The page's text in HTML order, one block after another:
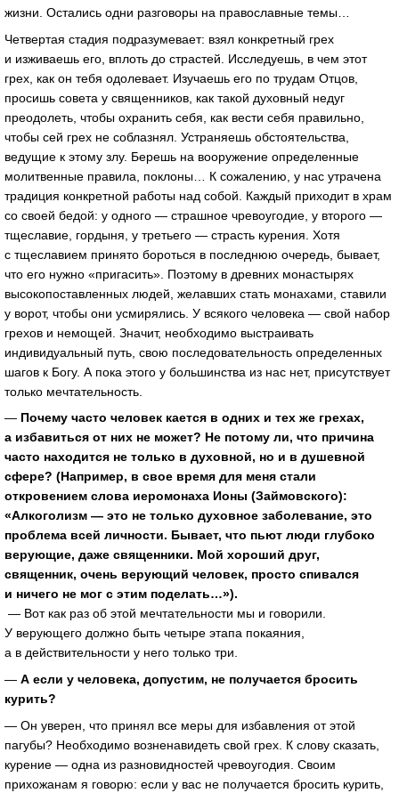
жизни. Остались одни разговоры на православные темы…
Четвертая стадия подразумевает: взял конкретный грех
и изживаешь его, вплоть до страстей. Исследуешь, в чем этот
грех, как он тебя одолевает. Изучаешь его по трудам Отцов,
просишь совета у священников, как такой духовный недуг
преодолеть, чтобы охранить себя, как вести себя правильно,
чтобы сей грех не соблазнял. Устраняешь обстоятельства,
ведущие к этому злу. Берешь на вооружение определенные
молитвенные правила, поклоны… К сожалению, у нас утрачена
традиция конкретной работы над собой. Каждый приходит в храм
со своей бедой: у одного — страшное чревоугодие, у второго —
тщеславие, гордыня, у третьего — страсть курения. Хотя
с тщеславием принято бороться в последнюю очередь, бывает,
что его нужно «пригасить». Поэтому в древних монастырях
высокопоставленных людей, желавших стать монахами, ставили
у ворот, чтобы они усмирялись. У всякого человека — свой набор
грехов и немощей. Значит, необходимо выстраивать
индивидуальный путь, свою последовательность определенных
шагов к Богу. А пока этого у большинства из нас нет, присутствует
только мечтательность.
— Почему часто человек кается в одних и тех же грехах,
а избавиться от них не может? Не потому ли, что причина
часто находится не только в духовной, но и в душевной
сфере? (Например, в свое время для меня стали
откровением слова иеромонаха Ионы (Займовского):
«Алкоголизм — это не только духовное заболевание, это
проблема всей личности. Бывает, что пьют люди глубоко
верующие, даже священники. Мой хороший друг,
священник, очень верующий человек, просто спивался
и ничего не мог с этим поделать…»).
— Вот как раз об этой мечтательности мы и говорили.
У верующего должно быть четыре этапа покаяния,
а в действительности у него только три.
— А если у человека, допустим, не получается бросить
курить?
— Он уверен, что принял все меры для избавления от этой
пагубы? Необходимо возненавидеть свой грех. К слову сказать,
курение — одна из разновидностей чревоугодия. Своим
прихожанам я говорю: если у вас не получается бросить курить,